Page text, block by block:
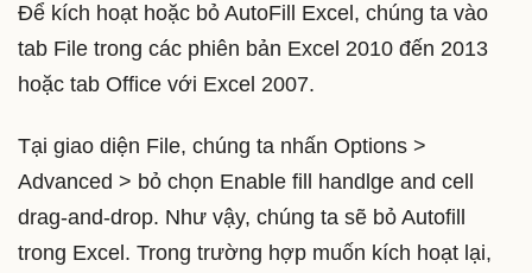
Để kích hoạt hoặc bỏ AutoFill Excel, chúng ta vào
tab File trong các phiên bản Excel 2010 đến 2013
hoặc tab Office với Excel 2007.
Tại giao diện File, chúng ta nhấn Options >
Advanced > bỏ chọn Enable fill handlge and cell
drag-and-drop. Như vậy, chúng ta sẽ bỏ Autofill
trong Excel. Trong trường hợp muốn kích hoạt lại,